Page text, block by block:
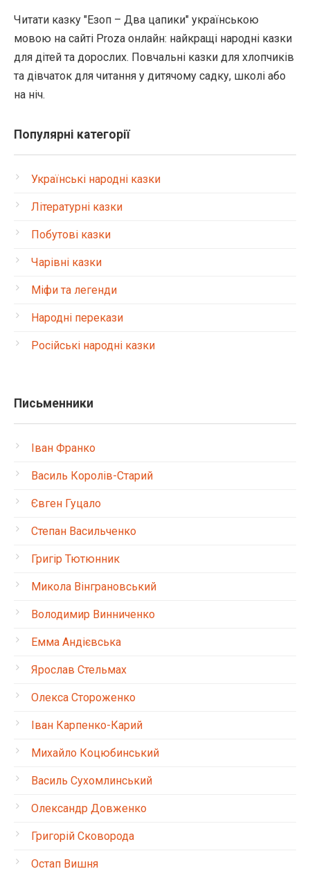
Читати казку "Езоп – Два цапики" українською
мовою на сайті Proza онлайн: найкращі народні казки
для дітей та дорослих. Повчальні казки для хлопчиків
та дівчаток для читання у дитячому садку, школі або
на ніч.
Популярні категорії
Українські народні казки
Літературні казки
Побутові казки
Чарівні казки
Міфи та легенди
Народні перекази
Російські народні казки
Письменники
Іван Франко
Василь Королів-Старий
Євген Гуцало
Степан Васильченко
Григір Тютюнник
Микола Вінграновський
Володимир Винниченко
Емма Андієвська
Ярослав Стельмах
Олекса Стороженко
Іван Карпенко-Карий
Михайло Коцюбинський
Василь Сухомлинський
Олександр Довженко
Григорій Сковорода
Остап Вишня